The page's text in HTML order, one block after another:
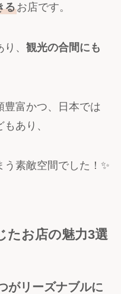
るお店です。
、 観光の合間にも
豊富かつ、日本では
あり、
素敵空間でした！✨
たお店の魅力3選
がリーズナブルに